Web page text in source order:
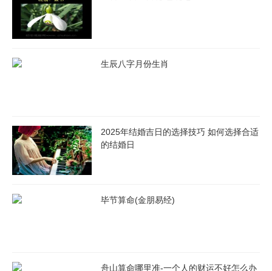
生辰八字月份生肖
2025年结婚吉日的选择技巧 如何选择合适
的结婚日
毕节算命(金朋易经)
舟山算命哪里准-一个人的财运不好怎么办